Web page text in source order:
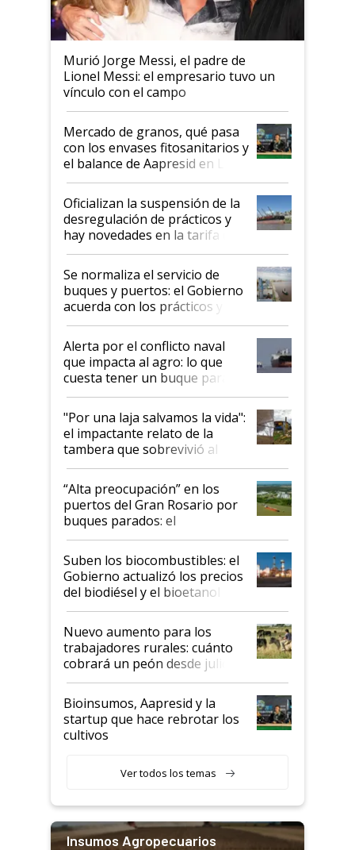
Murió Jorge Messi, el padre de
Lionel Messi: el empresario tuvo un
vínculo con el campo
Mercado de granos, qué pasa
con los envases fitosanitarios y
el balance de Aapresid en La
Posta
Oficializan la suspensión de la
desregulación de prácticos y
hay novedades en la tarifa de
la hidrovía
Se normaliza el servicio de
buques y puertos: el Gobierno
acuerda con los prácticos y
suspende el decreto de
desregulación
Alerta por el conflicto naval
que impacta al agro: lo que
cuesta tener un buque parado
y el peligro de que Argentina
pase a ser "país sucio"
"Por una laja salvamos la vida":
el impactante relato de la
tambera que sobrevivió al
tornado
“Alta preocupación” en los
puertos del Gran Rosario por
buques parados: el
funcionamiento de las
exportadoras en tensión tras
la medida de fuerza de los
prácticos
Suben los biocombustibles: el
Gobierno actualizó los precios
del biodiésel y el bioetanol
Nuevo aumento para los
trabajadores rurales: cuánto
cobrará un peón desde julio
Bioinsumos, Aapresid y la
startup que hace rebrotar los
cultivos
Ver todos los temas
Insumos Agropecuarios